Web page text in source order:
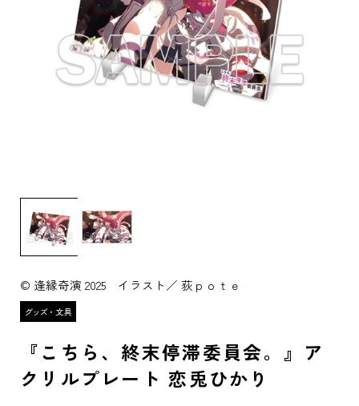
© 逢縁奇演 2025 イラスト／ 荻ｐｏｔｅ
『こちら、終末停滞委員会。』ア
クリルプレート 恋兎ひかり